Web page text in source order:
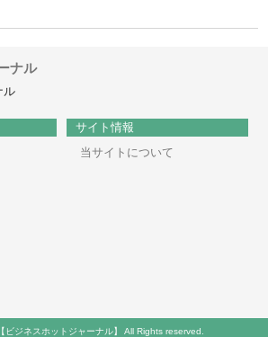
ナル
ル
サイト情報
当サイトについて
ジネスホットジャーナル】 All Rights reserved.